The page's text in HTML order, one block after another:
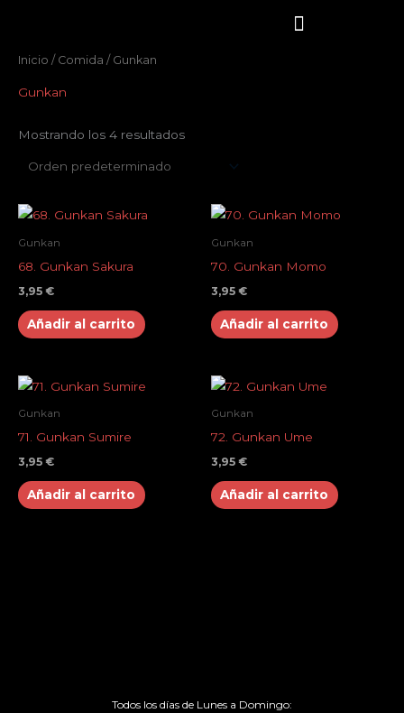
contenido
Inicio / Comida / Gunkan
Gunkan
Mostrando los 4 resultados
Gunkan
68. Gunkan Sakura
3,95 €
Añadir al carrito
Gunkan
70. Gunkan Momo
3,95 €
Añadir al carrito
Gunkan
71. Gunkan Sumire
3,95 €
Añadir al carrito
Gunkan
72. Gunkan Ume
3,95 €
Añadir al carrito
Todos los días de Lunes a Domingo: